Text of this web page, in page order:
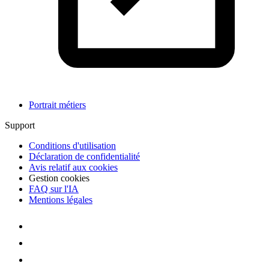
Portrait métiers
Support
Conditions d'utilisation
Déclaration de confidentialité
Avis relatif aux cookies
Gestion cookies
FAQ sur l'IA
Mentions légales